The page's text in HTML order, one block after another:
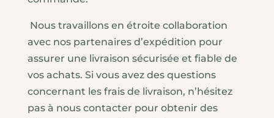
Nous travaillons en étroite collaboration
avec nos partenaires d’expédition pour
assurer une livraison sécurisée et fiable de
vos achats. Si vous avez des questions
concernant les frais de livraison, n’hésitez
pas à nous contacter pour obtenir des